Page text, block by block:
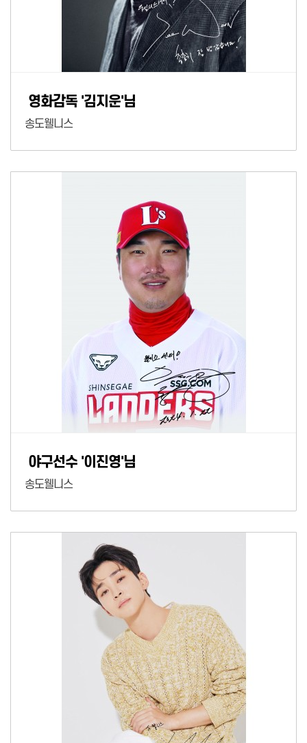
영화감독 '김지운'님
송도웰니스
야구선수 '이진영'님
송도웰니스